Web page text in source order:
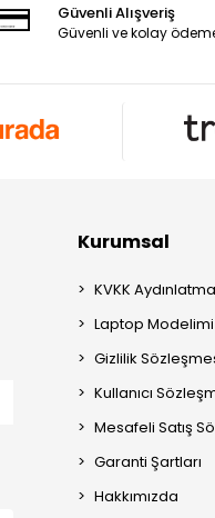
Güvenli Alışveriş
Güvenli ve kolay
Kurumsal
KVKK
Laptop Modelimi
Gizlilik
Kullanıcı
Mesafeli Satış
Garanti Şartları
Hakkımızda